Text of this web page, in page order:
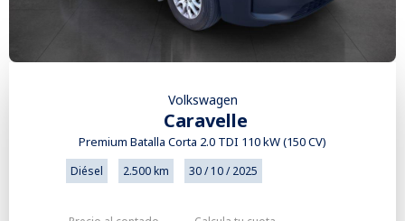
Volkswagen
Caravelle
Premium Batalla Corta 2.0 TDI 110 kW (150 CV)
Diésel 2.500 km 30 / 10 / 2025